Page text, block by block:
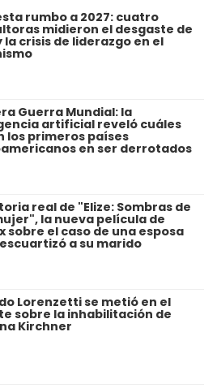
rumbo a 2027: cuatro
midieron el desgaste de
la crisis de liderazgo en el
Guerra Mundial: la
artificial reveló cuáles
los primeros países
en ser derrotados
real de "Elize: Sombras de
la nueva película de
sobre el caso de una esposa
a su marido
Lorenzetti se metió en el
sobre la inhabilitación de
Kirchner